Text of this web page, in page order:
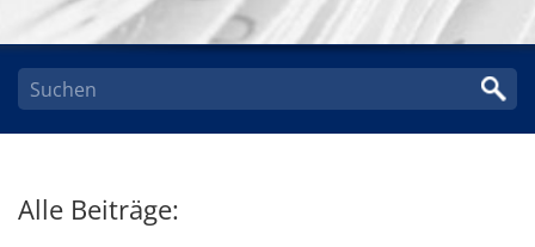
Alle Beiträge: